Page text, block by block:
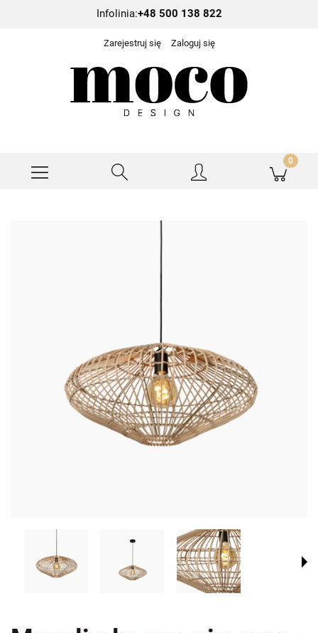
Infolinia:+48 500 138 822
Zarejestruj się Zaloguj się